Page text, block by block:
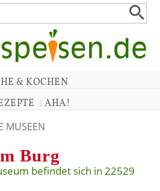
& KOCHEN
AHA!
MUSEEN
Burg
befindet sich in 22529